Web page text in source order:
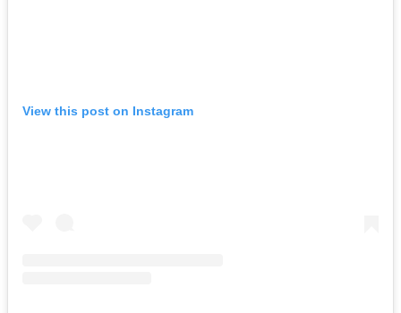
View this post on Instagram